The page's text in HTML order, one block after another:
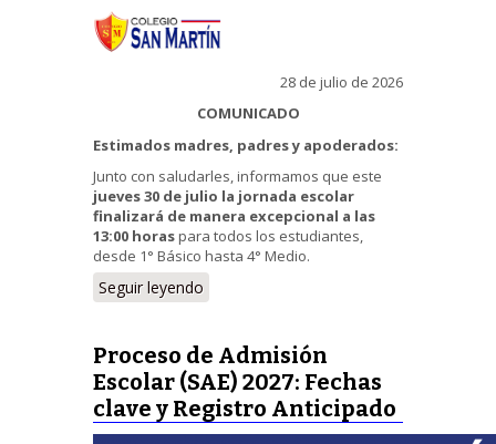
28 de julio de 2026
COMUNICADO
Estimados madres, padres y apoderados:
Junto con saludarles, informamos que este
jueves 30 de julio la jornada escolar
finalizará de manera excepcional a las
13:00 horaspara todos los estudiantes,
desde 1° Básico hasta 4° Medio.
Seguir leyendo
Proceso de Admisión
Escolar (SAE) 2027: Fechas
clave y Registro Anticipado